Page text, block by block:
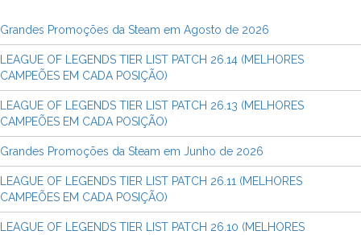
Grandes Promoções da Steam em Agosto de 2026
LEAGUE OF LEGENDS TIER LIST PATCH 26.14 (MELHORES
CAMPEÕES EM CADA POSIÇÃO)
LEAGUE OF LEGENDS TIER LIST PATCH 26.13 (MELHORES
CAMPEÕES EM CADA POSIÇÃO)
Grandes Promoções da Steam em Junho de 2026
LEAGUE OF LEGENDS TIER LIST PATCH 26.11 (MELHORES
CAMPEÕES EM CADA POSIÇÃO)
LEAGUE OF LEGENDS TIER LIST PATCH 26.10 (MELHORES